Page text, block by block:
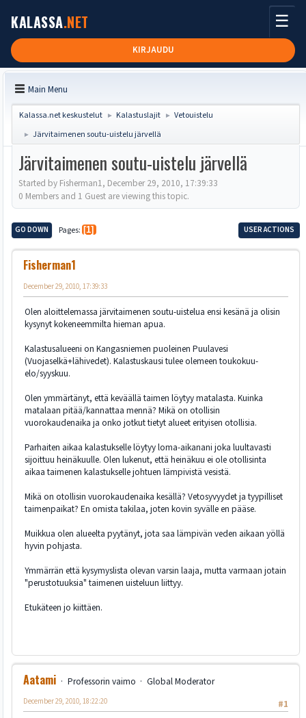
KALASSA.NET
KIRJAUDU
☰
Main Menu
Kalassa.net keskustelut ► Kalastuslajit ► Vetouistelu
► Järvitaimenen soutu-uistelu järvellä
Järvitaimenen soutu-uistelu järvellä
Started by Fisherman1, December 29, 2010, 17:39:33
0 Members and 1 Guest are viewing this topic.
GO DOWN Pages 1 USER ACTIONS
Fisherman1
December 29, 2010, 17:39:33
Olen aloittelemassa järvitaimenen soutu-uistelua ensi kesänä ja olisin
kysynyt kokeneemmilta hieman apua.
Kalastusalueeni on Kangasniemen puoleinen Puulavesi
(Vuojaselkä+lähivedet). Kalastuskausi tulee olemeen toukokuu-
elo/syyskuu.
Olen ymmärtänyt, että keväällä taimen löytyy matalasta. Kuinka
matalaan pitää/kannattaa mennä? Mikä on otollisin
vuorokaudenaika ja onko jotkut tietyt alueet erityisen otollisia.
Parhaiten aikaa kalastukselle löytyy loma-aikanani joka luultavasti
sijoittuu heinäkuulle. Olen lukenut, että heinäkuu ei ole otollisinta
aikaa taimenen kalastukselle johtuen lämpivistä vesistä.
Mikä on otollisin vuorokaudenaika kesällä? Vetosyvyydet ja tyypilliset
taimenpaikat? En omista takilaa, joten kovin syvälle en pääse.
Muikkua olen alueelta pyytänyt, jota saa lämpivän veden aikaan yöllä
hyvin pohjasta.
Ymmärrän että kysymyslista olevan varsin laaja, mutta varmaan jotain
"perustotuuksia" taimenen uisteluun liittyy.
Etukäteen jo kiittäen.
Aatami Professorin vaimo
Global Moderator
#1
December 29, 2010, 18:22:20